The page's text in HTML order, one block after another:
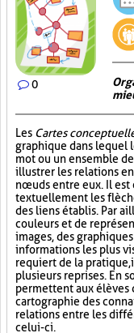
0
Les Cartes
graphique dans lequel
mot ou un ensemble
illustrer les relations
nœuds entre eux. Il est
textuellement les
des liens établis. Par
couleurs et de
images, des
informations les plus
requiert de la pratique,
plusieurs reprises. En
permettent aux élèves
cartographie des
relations entre les
celui-ci.